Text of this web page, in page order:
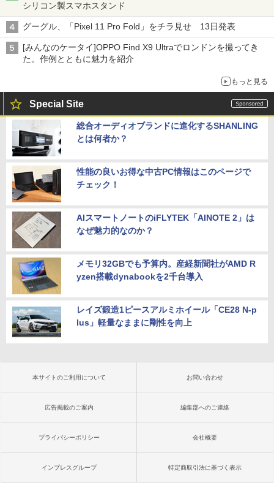
シリコン製スマホスタンド
グーグル、「Pixel 11 Pro Fold」をチラ見せ 13日発表
[みんなのケータイ]OPPO Find X9 Ultraでロンドンを撮ってき
た。作例とともに魅力を紹介
もっと見る
Special Site
総合オーディオブランドに進化するSHANLING
とは何者か？
性能の良いお得な中古PC情報はこのページで
チェック！
AIスマートノートのiFLYTEK「AINOTE 2」は
なぜ魅力的なのか？
メモリ32GBでも予算内。産経新聞社がAMD R
yzen搭載dynabookを2千台導入
レイズ鍛造1ピースアルミホイール「CE28 N-p
lus」軽量なままに剛性を向上
本サイトのご利用について お問い合わせ
広告掲載のご案内 編集部へのご連絡
プライバシーポリシー 会社概要
インプレスグループ 特定商取引法に基づく表示